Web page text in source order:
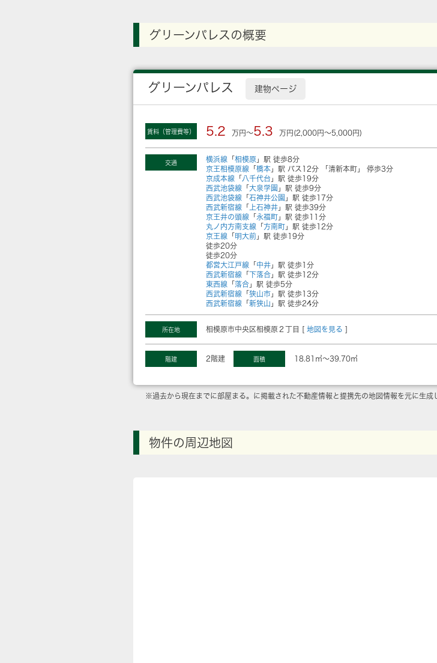
グリーンパレスの概要
グリーンパレス 建物ページ
賃料（管理費等） 5.2 万円～5.3 万円(2,000円～5,000円)
交通 横浜線 「 相模原 」駅 徒歩8分
京王相模原線 「 橋本 」駅 バス12分 「清新本町」 停歩3分
京成本線 「 八千代台 」駅 徒歩19分
西武池袋線 「 大泉学園 」駅 徒歩9分
西武池袋線 「 石神井公園 」駅 徒歩17分
西武新宿線 「 上石神井 」駅 徒歩39分
京王井の頭線 「 永福町 」駅 徒歩11分
丸ノ内方南支線 「 方南町 」駅 徒歩12分
京王線 「 明大前 」駅 徒歩19分
徒歩20分
徒歩20分
都営大江戸線 「 中井 」駅 徒歩1分
西武新宿線 「 下落合 」駅 徒歩12分
東西線 「 落合 」駅 徒歩5分
西武新宿線 「 狭山市 」駅 徒歩13分
西武新宿線 「 新狭山 」駅 徒歩24分
所在地 相模原市中央区相模原２丁目 [ 地図を見る ]
階建 2階建 面積 18.81㎡～39.70㎡
※過去から現在までに部屋まる。に掲載された不動産情報と提携先の地図情報を元に生成
物件の周辺地図